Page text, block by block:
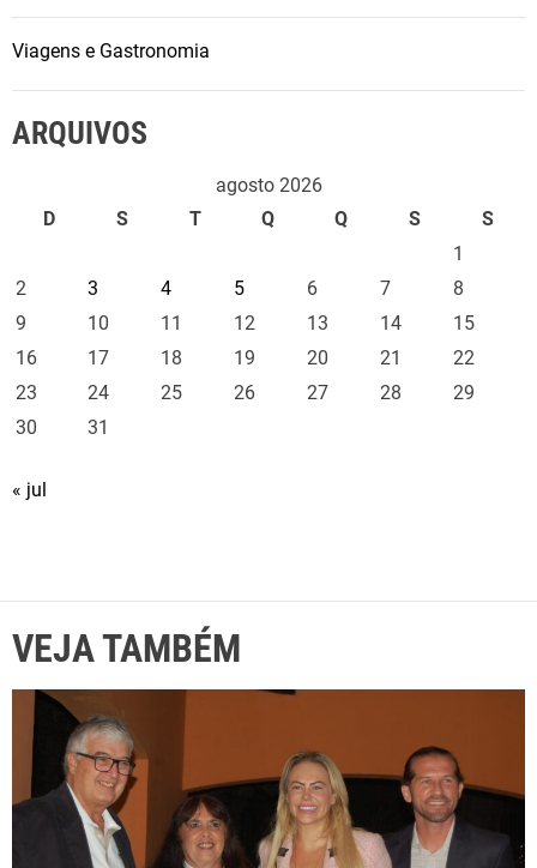
Viagens e Gastronomia
ARQUIVOS
agosto 2026
D
S T Q Q S
S
1
2
3 4 5 6 7
8
9
10 11 12 13 14
15
16
17 18 19 20 21
22
23
24 25 26 27 28
29
30
31
« jul
VEJA TAMBÉM